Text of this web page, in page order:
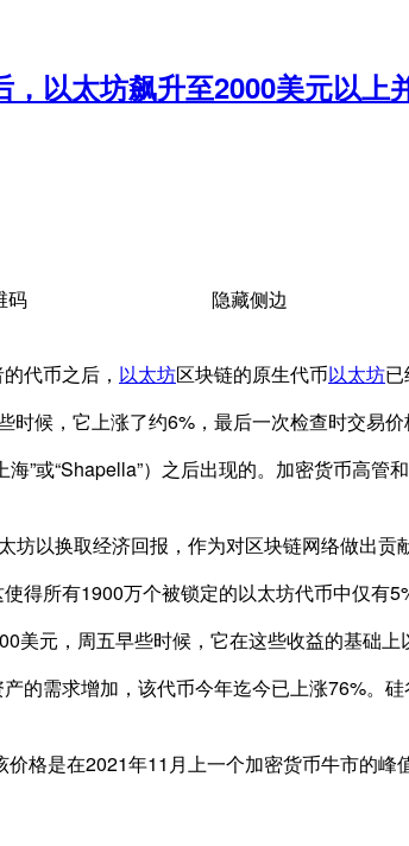
以太坊飙升至2000美元以上
码 隐藏侧边
代币之后， 以太坊区块链的原生代币以太坊
候，它上涨了约6%，最后一次检查时交易价
海”或“Shapella”）之后出现的。加密货币高
以换取经济回报，作为对区块链网络做出
得所有1900万个被锁定的以太坊代币中仅有
元，周五早些时候，它在这些收益的基础上
的需求增加，该代币今年迄今已上涨76%。
格是在2021年11月上一个加密货币牛市的峰